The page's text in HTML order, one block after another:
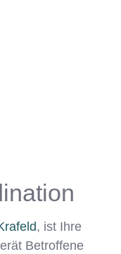
, ist Ihre
Betroffene